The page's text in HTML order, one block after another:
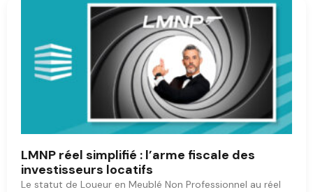
LMNP réel simplifié : l’arme fiscale des
investisseurs locatifs
Le statut de Loueur en Meublé Non Professionnel au réel